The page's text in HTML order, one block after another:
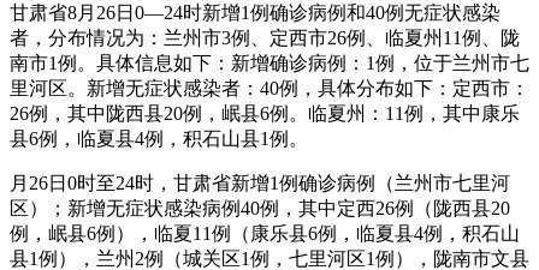
甘肃省8月26日0—24时新增1例确诊病例和40例无症状感染
者，分布情况为：兰州市3例、定西市26例、临夏州11例、陇
南市1例。具体信息如下：新增确诊病例：1例，位于兰州市七
里河区。新增无症状感染者：40例，具体分布如下：定西市：
26例，其中陇西县20例，岷县6例。临夏州：11例，其中康乐
县6例，临夏县4例，积石山县1例。
月26日0时至24时，甘肃省新增1例确诊病例（兰州市七里河
区）；新增无症状感染病例40例，其中定西26例（陇西县20
例，岷县6例），临夏11例（康乐县6例，临夏县4例，积石山
县1例），兰州2例（城关区1例，七里河区1例），陇南市文县